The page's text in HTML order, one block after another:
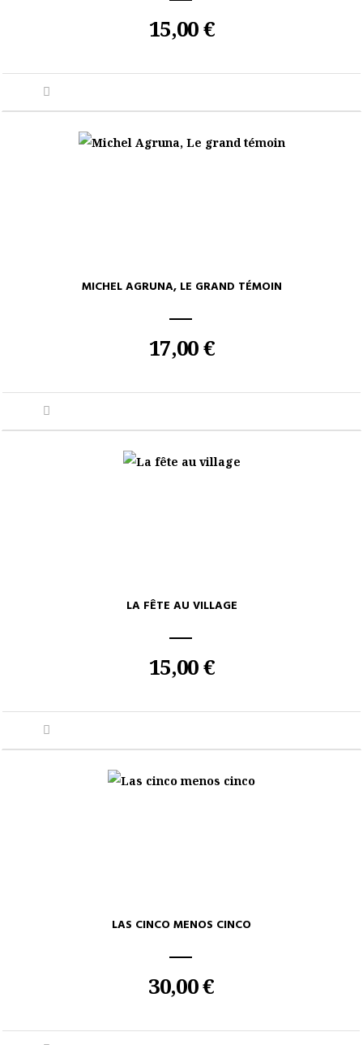
15,00 €
MICHEL AGRUNA, LE GRAND TÉMOIN
17,00 €
LA FÊTE AU VILLAGE
15,00 €
LAS CINCO MENOS CINCO
30,00 €